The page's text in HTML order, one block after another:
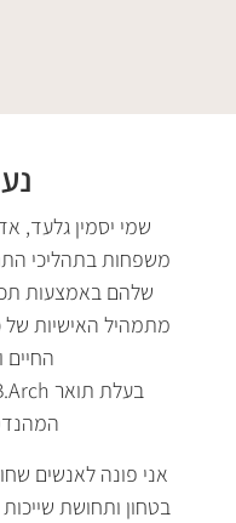
שמי יסמין גלעד,
משפחות בתהליכי
שלהם באמצעות
מתמהיל האישיות של
החיים
אני פונה לאנשים
בטחון ותחושת